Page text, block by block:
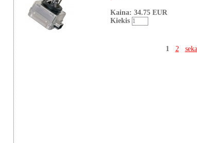
Kaina: 34.75 EUR
Kiekis
1 2